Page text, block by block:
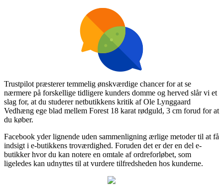
Trustpilot præsterer temmelig ønskværdige chancer for at se
nærmere på forskellige tidligere kunders domme og herved slår vi et
slag for, at du studerer netbutikkens kritik af Ole Lynggaard
Vedhæng ege blad mellem Forest 18 karat rødguld, 3 cm forud for at
du køber.
Facebook yder lignende uden sammenligning ærlige metoder til at få
indsigt i e-butikkens troværdighed. Foruden det er der en del e-
butikker hvor du kan notere en omtale af ordreforløbet, som
ligeledes kan udnyttes til at vurdere tilfredsheden hos kunderne.